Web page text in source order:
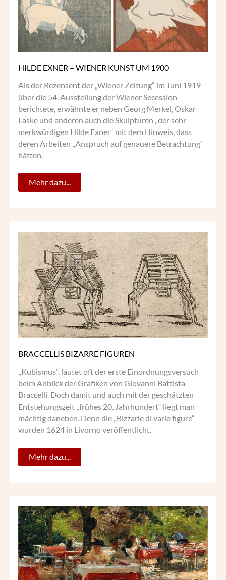
HILDE EXNER – WIENER KUNST UM 1900
Als der Rezensent der „Wiener Zeitung“ im Juni 1919
über die 54. Ausstellung der Wiener Secession
berichtete, erwähnte er neben Georg Merkel, Oskar
Laske und anderen auch die Skulpturen „der sehr
merkwürdigen Hilde Exner“ mit dem Hinweis, dass
deren Arbeiten „Anspruch auf genauere Betrachtung“
hätten.
Mehr dazu...
BRACCELLIS BIZARRE FIGUREN
„Kubismus“, lautet oft der erste Einordnungsversuch
beim Anblick der Grafiken von Giovanni Battista
Braccelli. Doch damit und auch mit der geschätzten
Entstehungszeit „frühes 20. Jahrhundert“ liegt man
mächtig daneben. Denn die „Bizzarie di varie figure“
wurden 1624 in Livorno veröffentlicht.
BRACCELLIS
BIZARRE
FIGUREN
Mehr dazu...
EIN
BESUCH
BEI
OLGA
WISINGER-
FLORIAN